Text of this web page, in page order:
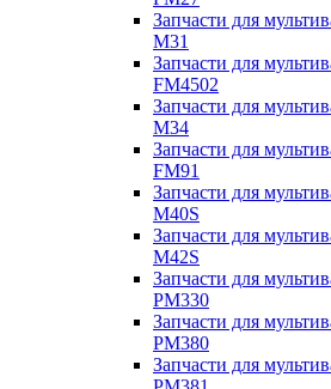
Запчасти для
M31
Запчасти для
FM4502
Запчасти для
M34
Запчасти для
FM91
Запчасти для
M40S
Запчасти для
M42S
Запчасти для
PM330
Запчасти для
PM380
Запчасти для